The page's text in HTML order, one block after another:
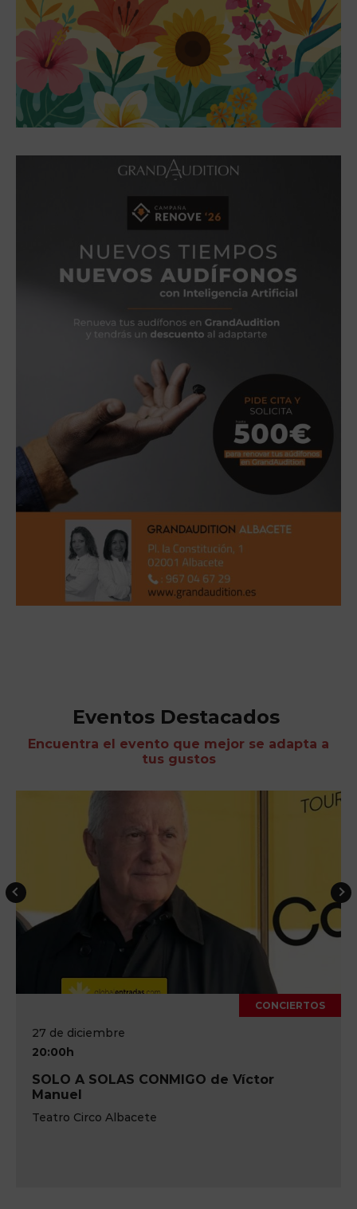
Eventos Destacados
Encuentra el evento que mejor se adapta a
tus gustos
27 de diciembre
20:00h
SOLO A SOLAS CONMIGO de Víctor
Manuel
Teatro Circo Albacete
CONCIERTOS